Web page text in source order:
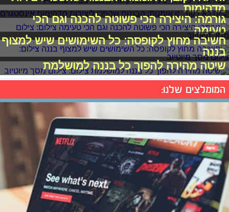
מדהימות
גורמה: היצירה הכי פשוטה להכנה וגם הכי
טעימה
חשיבה מחוץ לקופסה: כל השימושים שיש למצוף
בננה
שיטה מהירה להפוך כל בננה למושלמת
המומלצים שלנו: